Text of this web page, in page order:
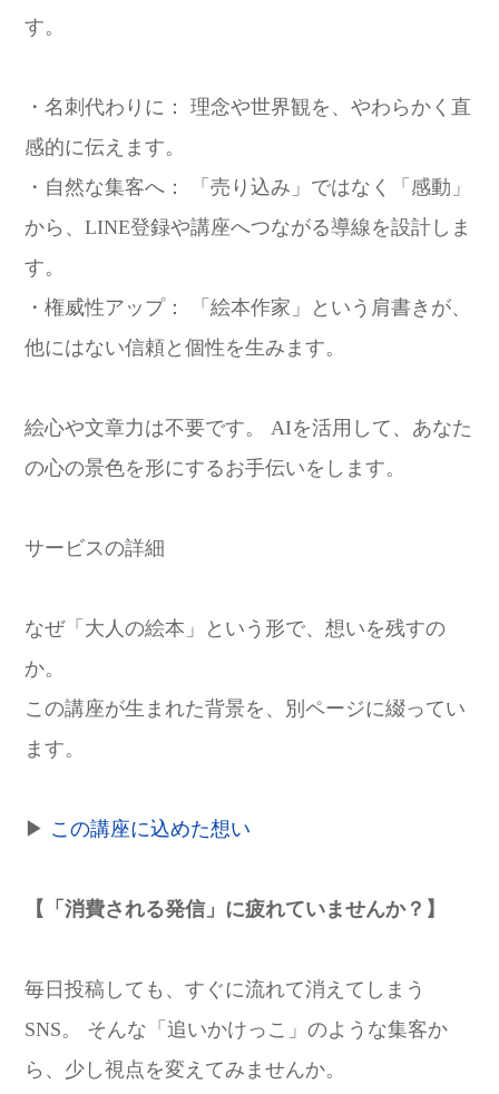
す。
・名刺代わりに： 理念や世界観を、やわらかく直
感的に伝えます。
・自然な集客へ： 「売り込み」ではなく「感動」
から、LINE登録や講座へつながる導線を設計しま
す。
・権威性アップ： 「絵本作家」という肩書きが、
他にはない信頼と個性を生みます。
絵心や文章力は不要です。 AIを活用して、あなた
の心の景色を形にするお手伝いをします。
サービスの詳細
なぜ「大人の絵本」という形で、想いを残すの
か。
この講座が生まれた背景を、別ページに綴ってい
ます。
▶ この講座に込めた想い
【「消費される発信」に疲れていませんか？】
毎日投稿しても、すぐに流れて消えてしまう
SNS。 そんな「追いかけっこ」のような集客か
ら、少し視点を変えてみませんか。